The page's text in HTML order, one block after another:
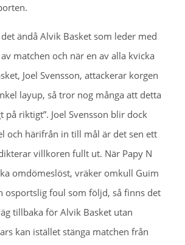
ändå Alvik Basket som leder med
matchen och när en av alla kvicka
Joel Svensson, attackerar korgen
layup, så tror nog många att detta
på riktigt”. Joel Svensson blir dock
och härifrån in till mål är det sen ett
villkoren fullt ut. När Papy N
omdömeslöst, vräker omkull Guim
osportslig foul som följd, så finns det
tillbaka för Alvik Basket utan
kan istället stänga matchen från